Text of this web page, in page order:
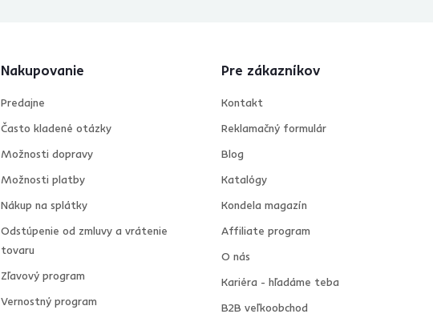
Nakupovanie
Predajne
Často kladené otázky
Možnosti dopravy
Možnosti platby
Nákup na splátky
Odstúpenie od zmluvy a vrátenie
tovaru
Zľavový program
Vernostný program
Pre zákazníkov
Kontakt
Reklamačný formulár
Blog
Katalógy
Kondela magazín
Affiliate program
O nás
Kariéra - hľadáme teba
B2B veľkoobchod